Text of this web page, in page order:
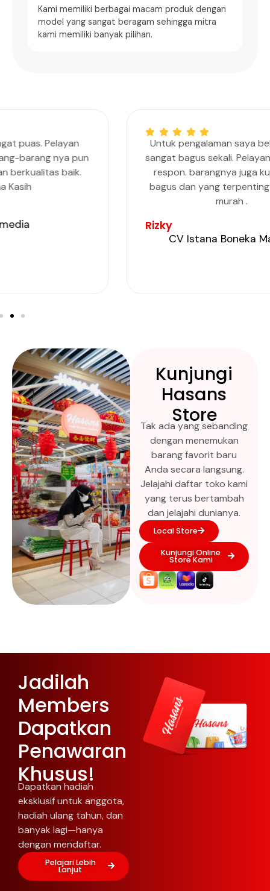
Kami memiliki berbagai macam produk dengan
model yang sangat beragam sehingga mitra
kami memiliki banyak pilihan.
Untuk pengalaman saya belanja disini
sangat bagus sekali. Pelayanannya fast
respon. barangnya juga kualitasnya
bagus dan yang terpenting harganya
CV Istana Boneka Malang
Kunjungi
Hasans
Store
Tak ada yang sebanding
dengan menemukan
barang favorit baru
Anda secara langsung.
Jelajahi daftar toko kami
yang terus bertambah
dan jelajahi dunianya.
Local Store
Kunjungi Online
Store Kami
Jadilah
Members
Dapatkan
Penawaran
Khusus!
Dapatkan hadiah
eksklusif untuk anggota,
hadiah ulang tahun, dan
banyak lagi—hanya
dengan mendaftar.
Pelajari Lebih
Lanjut